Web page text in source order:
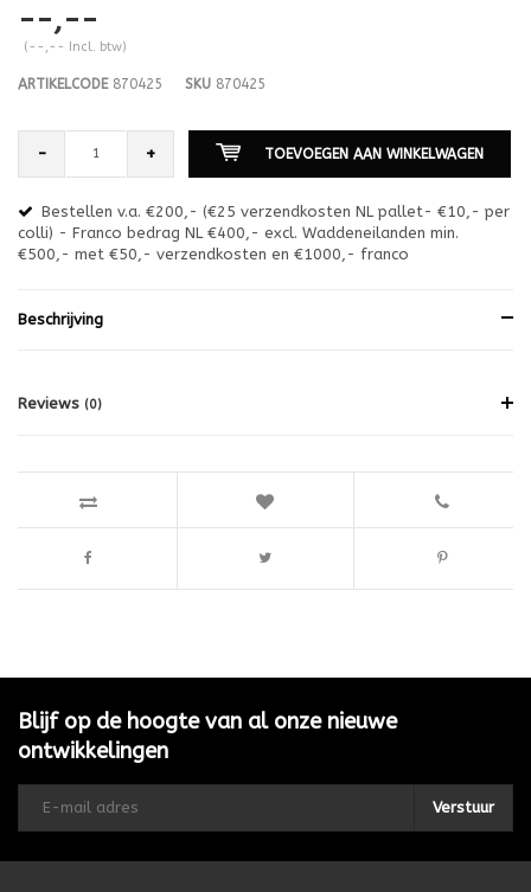
--,--
(--,-- Incl. btw)
ARTIKELCODE870425 SKU 870425
- + TOEVOEGEN AAN WINKELWAGEN
Bestellen v.a. €200,- (€25 verzendkosten NL pallet- €10,- per
colli) - Franco bedrag NL €400,- excl. Waddeneilanden min.
€500,- met €50,- verzendkosten en €1000,- franco
Beschrijving
Reviews (0)
Blijf op de hoogte van al onze nieuwe
ontwikkelingen
Verstuur